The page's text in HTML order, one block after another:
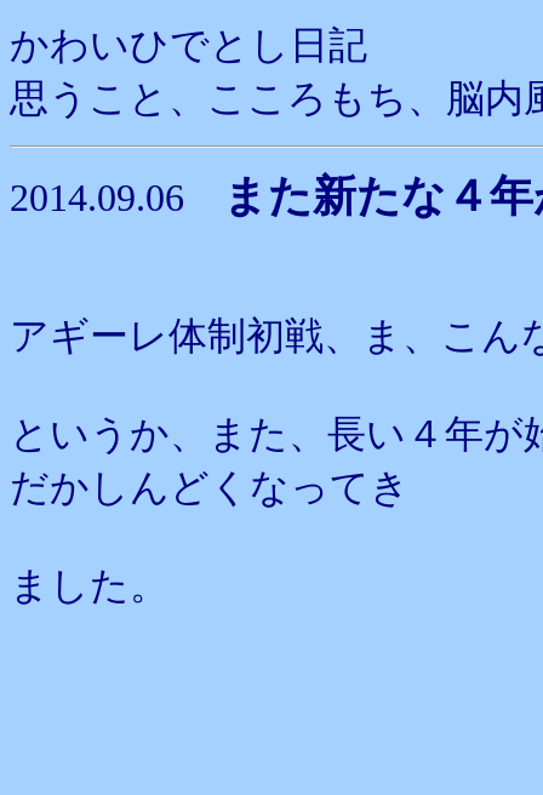
かわいひでとし日記
思うこと、こころもち、脳内
2014.09.06 また新たな４
アギーレ体制初戦、ま、こ
というか、また、長い４年
だかしんどくなってき
ました。